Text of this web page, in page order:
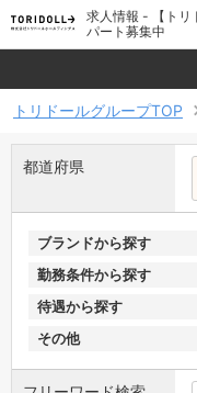
求人情報 - 【トリ
パート募集中
トリドールグループTOP
都道府県
ブランドから探す
勤務条件から探す
待遇から探す
その他